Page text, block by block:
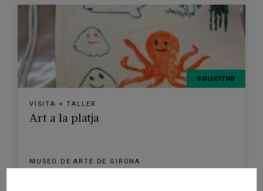
SOLICITUD
VISITA + TALLER
Art a la platja
MUSEO DE ARTE DE GIRONA